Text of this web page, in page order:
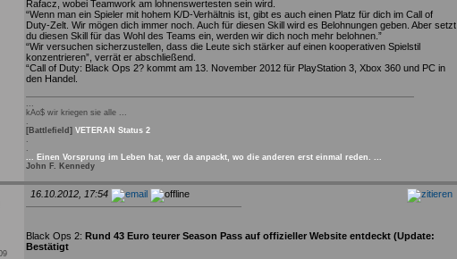
Rafacz, wobei Teamwork am lohnenswertesten sein wird.
“Wenn man ein Spieler mit hohem K/D-Verhältnis ist, gibt es auch einen Platz für dich im Call of
Duty-Zelt. Wir mögen dich immer noch. Auch für diesen Skill wird es Belohnungen geben. Aber setzt
du diesen Skill für das Wohl des Teams ein, werden wir dich noch mehr belohnen.”
“Wir versuchen sicherzustellen, dass die Leute sich stärker auf einen kooperativen Spielstil
konzentrieren”, verrät er abschließend.
“Call of Duty: Black Ops 2? kommt am 13. November 2012 für PlayStation 3, Xbox 360 und PC in
den Handel.
...
kAo$ wir kriegen sie alle ...
.
[Battlefield] VETERAN Status 2
.
.
... Einen Vorsprung im Leben hat, wer da anpackt, wo die anderen erst einmal reden. ...
John F. Kennedy
16.10.2012, 17:54
Black Ops 2: Rund 43 Euro teurer Season Pass auf offizieller Website entdeckt (Update:
Bestätigt